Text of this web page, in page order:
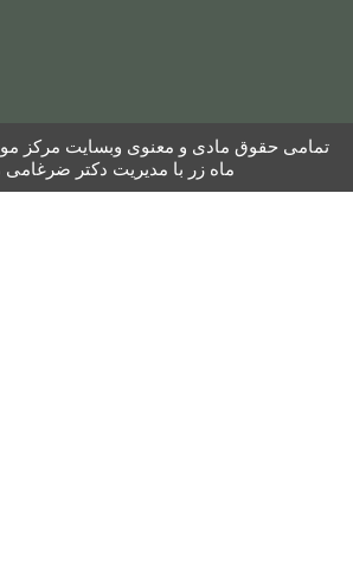
معنوی وبسایت مرکز مو ابرو متعلق به کلینیک
با مدیریت دکتر ضرغامی می‌باشد